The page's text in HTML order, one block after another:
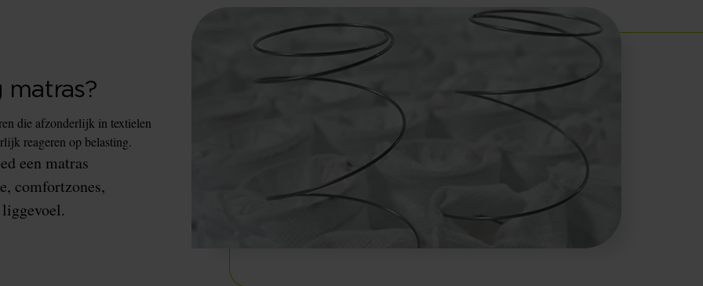
die afzonderlijk in textielen
reageren op belasting.
een matras
comfortzones,